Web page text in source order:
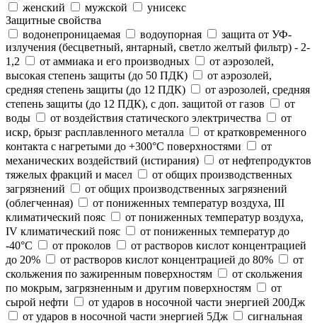
женский
мужской
унисекс
Защитные свойства
водонепроницаемая
водоупорная
защита от УФ-
излучения (бесцветный, янтарный, светло желтый фильтр) - 2-
1,2
от аммиака и его производных
от аэрозолей,
высокая степень защиты (до 50 ПДК)
от аэрозолей,
средняя степень защиты (до 12 ПДК)
от аэрозолей, средняя
степень защиты (до 12 ПДК), с доп. защитой от газов
от
воды
от воздействия статического электричества
от
искр, брызг расплавленного металла
от кратковременного
контакта с нагретыми до +300°С поверхностями
от
механических воздействий (истирания)
от нефтепродуктов
тяжелых фракций и масел
от общих производственных
загрязнений
от общих производственных загрязнений
(облегченная)
от пониженных температур воздуха, III
климатический пояс
от пониженных температур воздуха,
IV климатический пояс
от пониженных температур до
-40°С
от проколов
от растворов кислот концентрацией
до 20%
от растворов кислот концентрацией до 80%
от
скольжения по зажиренным поверхностям
от скольжения
по мокрым, загрязненным и другим поверхностям
от
сырой нефти
от ударов в носочной части энергией 200Дж
от ударов в носочной части энергией 5Дж
сигнальная